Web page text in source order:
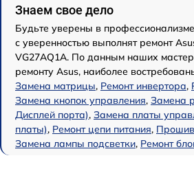
Знаем свое дело
Будьте уверены в
с уверенностью выполнят ремонт
VG27AQ1A. По данным наших
ремонту Asus, наиболее
Замена матрицы, Ремонт инвертора,
Замена кнопок управления, Замена
Дисплей порта), Замена платы
платы), Ремонт цепи питания,
Замена лампы подсветки, Ремонт